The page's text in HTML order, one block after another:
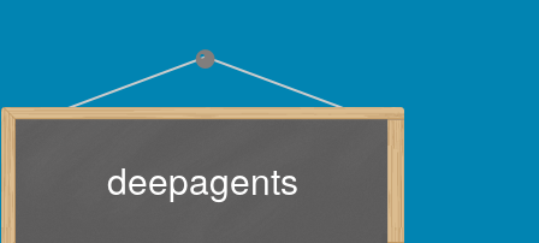
deepagents